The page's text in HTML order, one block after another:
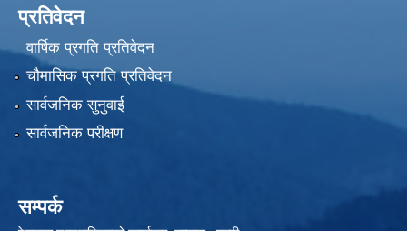
प्रतिवेदन
वार्षिक प्रगति प्रतिवेदन
चौमासिक प्रगति प्रतिवेदन
सार्वजनिक सुनुवाई
सार्वजनिक परीक्षण
सम्पर्क